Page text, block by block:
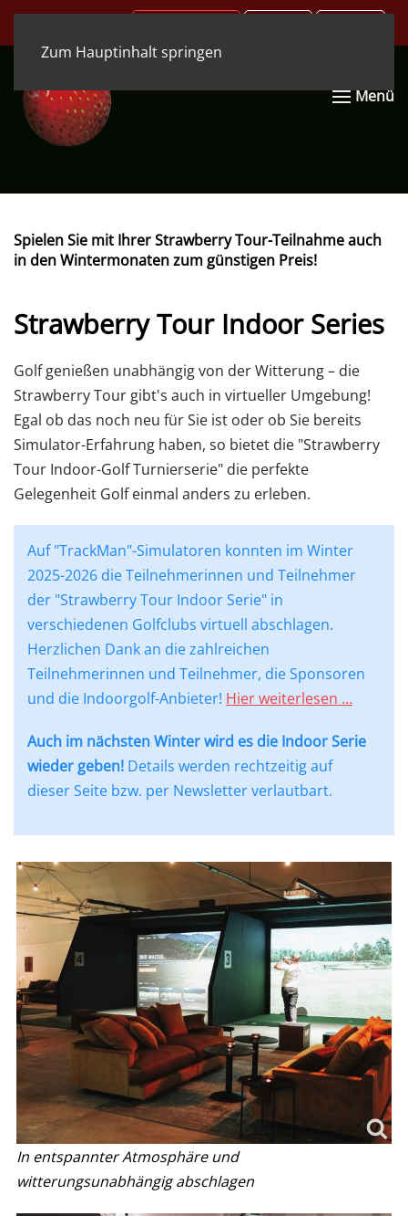
Zum Hauptinhalt springen
Menü
Spielen Sie mit Ihrer Strawberry Tour-Teilnahme auch
in den Wintermonaten zum günstigen Preis!
Strawberry Tour Indoor Series
Golf genießen unabhängig von der Witterung – die
Strawberry Tour gibt's auch in virtueller Umgebung!
Egal ob das noch neu für Sie ist oder ob Sie bereits
Simulator-Erfahrung haben, so bietet die "Strawberry
Tour Indoor-Golf Turnierserie" die perfekte
Gelegenheit Golf einmal anders zu erleben.
Auf "TrackMan"-Simulatoren konnten im Winter
2025-2026 die Teilnehmerinnen und Teilnehmer
der "Strawberry Tour Indoor Serie" in
verschiedenen Golfclubs virtuell abschlagen.
Herzlichen Dank an die zahlreichen
Teilnehmerinnen und Teilnehmer, die Sponsoren
und die Indoorgolf-Anbieter! Hier weiterlesen …
Auch im nächsten Winter wird es die Indoor Serie
wieder geben! Details werden rechtzeitig auf
dieser Seite bzw. per Newsletter verlautbart.
In entspannter Atmosphäre und
witterungsunabhängig abschlagen